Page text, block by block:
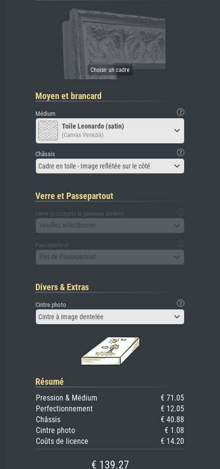
Moyen et brancard
Médium
Toile Leonardo (satin)
(Canvas Venezia)
Châssis
Cadre en toile - Image reflétée sur le côté
Verre et Passepartout
verre (y compris le panneau arrière)
Veuillez sélectionner
Passepartout
Pas de Passepartout
Divers & Extras
Cintre photo
Cintre à image dentelée
Résumé
Pression & Médium
€ 71.05
Perfectionnement
€ 12.05
Châssis
€ 40.88
Cintre photo
€ 1.08
Coûts de licence
€ 14.20
€ 139.27